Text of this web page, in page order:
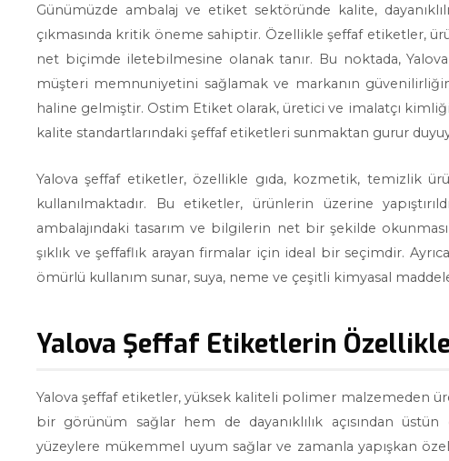
Günümüzde ambalaj ve etiket sektöründe kalite,
çıkmasında kritik öneme sahiptir. Özellikle şeffaf etiketler,
net biçimde iletebilmesine olanak tanır. Bu noktada,
müşteri memnuniyetini sağlamak ve markanın
haline gelmiştir. Ostim Etiket olarak, üretici ve imalatçı
kalite standartlarındaki şeffaf etiketleri sunmaktan gurur
Yalova şeffaf etiketler, özellikle gıda, kozmetik, temizlik
kullanılmaktadır. Bu etiketler, ürünlerin üzerine
ambalajındaki tasarım ve bilgilerin net bir şekilde
şıklık ve şeffaflık arayan firmalar için ideal bir seçimdir.
ömürlü kullanım sunar, suya, neme ve çeşitli kimyasal
Yalova Şeffaf Etiketlerin
Yalova şeffaf etiketler, yüksek kaliteli polimer malzemeden
bir görünüm sağlar hem de dayanıklılık açısından
yüzeylere mükemmel uyum sağlar ve zamanla yapışkan